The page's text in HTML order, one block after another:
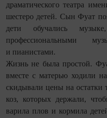
драматического театра
шестеро детей. Сын Фуат
дети обучались
профессиональными
и пианистами.
Жизнь не была простой.
вместе с матерью ходили
скидывали цены на остатки
коз, которых держали,
варила плов и кормила